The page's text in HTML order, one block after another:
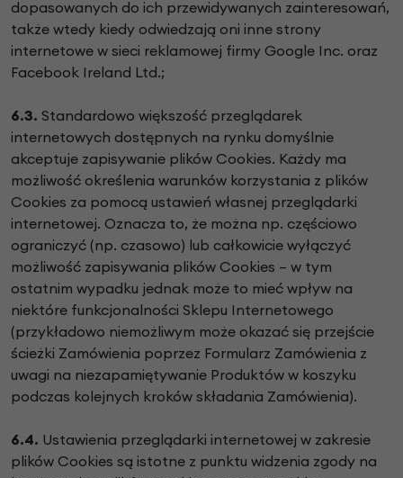
dopasowanych do ich przewidywanych zainteresowań,
także wtedy kiedy odwiedzają oni inne strony
internetowe w sieci reklamowej firmy Google Inc. oraz
Facebook Ireland Ltd.;
6.3. Standardowo większość przeglądarek
internetowych dostępnych na rynku domyślnie
akceptuje zapisywanie plików Cookies. Każdy ma
możliwość określenia warunków korzystania z plików
Cookies za pomocą ustawień własnej przeglądarki
internetowej. Oznacza to, że można np. częściowo
ograniczyć (np. czasowo) lub całkowicie wyłączyć
możliwość zapisywania plików Cookies – w tym
ostatnim wypadku jednak może to mieć wpływ na
niektóre funkcjonalności Sklepu Internetowego
(przykładowo niemożliwym może okazać się przejście
ścieżki Zamówienia poprzez Formularz Zamówienia z
uwagi na niezapamiętywanie Produktów w koszyku
podczas kolejnych kroków składania Zamówienia).
6.4. Ustawienia przeglądarki internetowej w zakresie
plików Cookies są istotne z punktu widzenia zgody na